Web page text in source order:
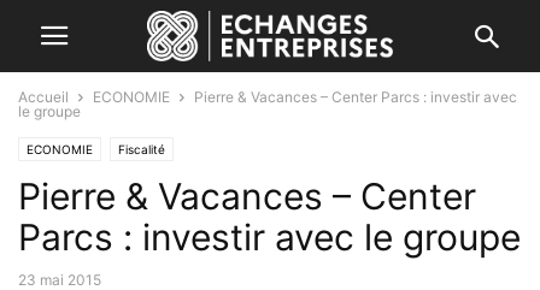
Accueil ECONOMIE
Pierre & Vacances – Center Parcs : investir avec
le groupe
ECONOMIE Fiscalité
Pierre & Vacances – Center
Parcs : investir avec le groupe
23 mai 2015